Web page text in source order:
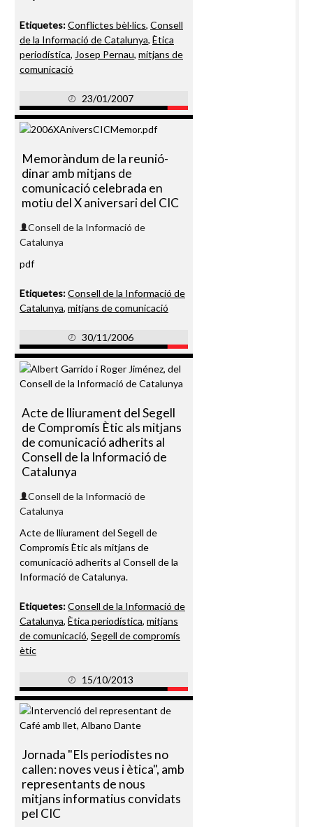
Etiquetes:Conflictes bèl·lics, Consell
de la Informació de Catalunya, Ètica
periodística, Josep Pernau, mitjans de
comunicació
23/01/2007
Memoràndum de la reunió-
dinar amb mitjans de
comunicació celebrada en
motiu del X aniversari del CIC
Consell de la Informació de
Catalunya
pdf
Etiquetes:Consell de la Informació de
Catalunya, mitjans de comunicació
30/11/2006
Acte de lliurament del Segell
de Compromís Ètic als mitjans
de comunicació adherits al
Consell de la Informació de
Catalunya
Consell de la Informació de
Catalunya
Acte de lliurament del Segell de
Compromís Ètic als mitjans de
comunicació adherits al Consell de la
Informació de Catalunya.
Etiquetes:Consell de la Informació de
Catalunya, Ètica periodística, mitjans
de comunicació, Segell de compromís
ètic
15/10/2013
Jornada "Els periodistes no
callen: noves veus i ètica", amb
representants de nous
mitjans informatius convidats
pel CIC